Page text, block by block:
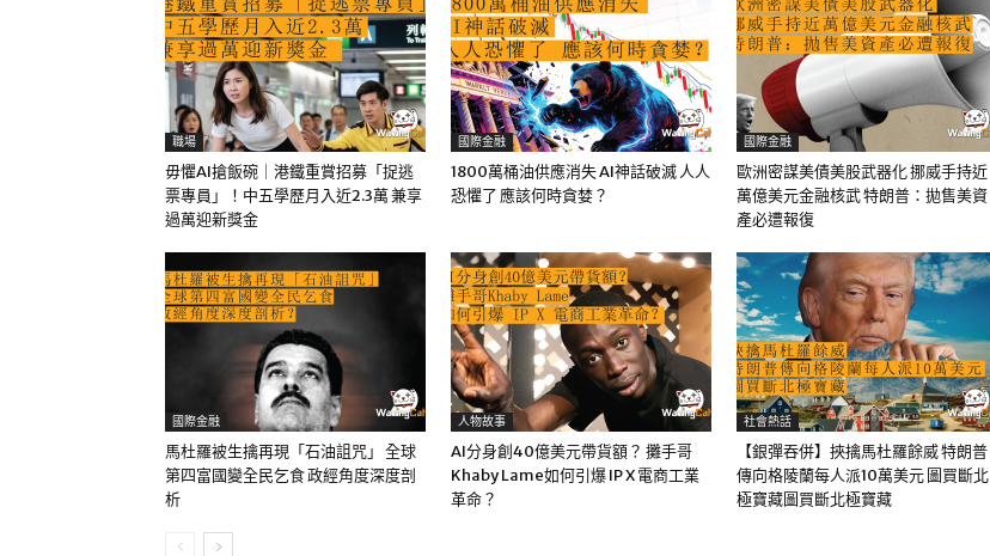
職場
毋懼AI搶飯碗｜港鐵重賞招募「捉逃
票專員」！中五學歷月入近2.3萬 兼享
過萬迎新獎金
國際金融
1800萬桶油供應消失 AI神話破滅 人人
恐懼了 應該何時貪婪？
國際金融
歐洲密謀美債美股武器化 挪威手持近
萬億美元金融核武 特朗普：拋售美資
產必遭報復
國際金融
馬杜羅被生擒再現「石油詛咒」 全球
第四富國變全民乞食 政經角度深度剖
析
人物故事
AI分身創40億美元帶貨額？ 攤手哥
Khaby Lame如何引爆 IP X 電商工業
革命？
社會熱話
【銀彈吞併】挾擒馬杜羅餘威 特朗普
傳向格陵蘭每人派10萬美元 圖買斷北
極寶藏圖買斷北極寶藏